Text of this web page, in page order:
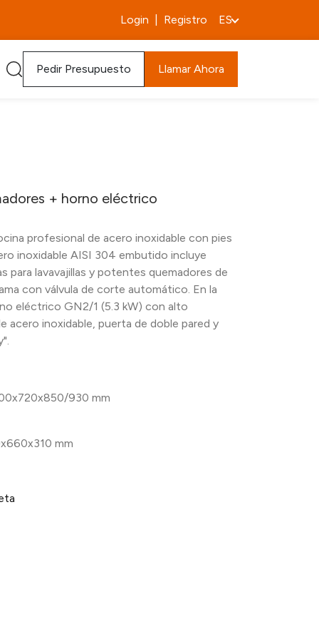
Login Registro ES
Pedir Presupuesto Llamar Ahora
+ horno eléctrico
profesional de acero inoxidable con pies
inoxidable AISI 304 embutido incluye
para lavavajillas y potentes quemadores de
con válvula de corte automático. En la
eléctrico GN2/1 (5.3 kW) con alto
acero inoxidable, puerta de doble pared y
930 mm
mm